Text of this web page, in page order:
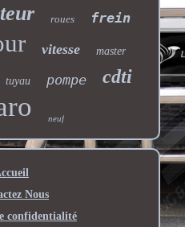
roues frein
vitesse master
tuyau pompe cdti
neuf
Nous
confidentialité